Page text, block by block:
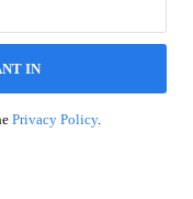
IN
Privacy Policy.